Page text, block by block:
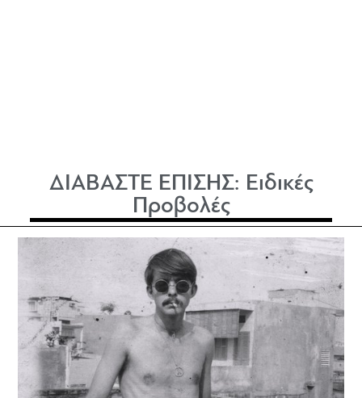
ΔΙΑΒΑΣΤΕ ΕΠΙΣΗΣ: Ειδικές
Προβολές